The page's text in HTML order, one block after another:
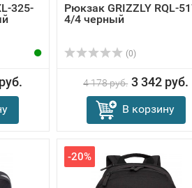
325-
Рюкзак GRIZZLY RQL-
4/4 черный
(0)
4 178 руб. 3 342 руб.
В корзину
-20%